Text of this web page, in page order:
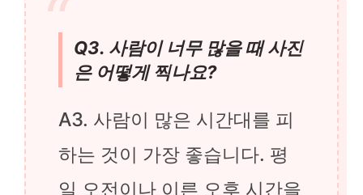
Q3. 사람이 너무 많을 때 사진
은 어떻게 찍나요?
A3. 사람이 많은 시간대를 피
하는 것이 가장 좋습니다. 평
일 오전이나 이른 오후 시간을